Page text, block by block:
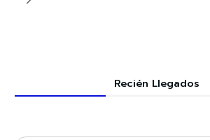
Recién Llegados